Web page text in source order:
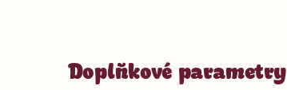
Doplňkové parametry